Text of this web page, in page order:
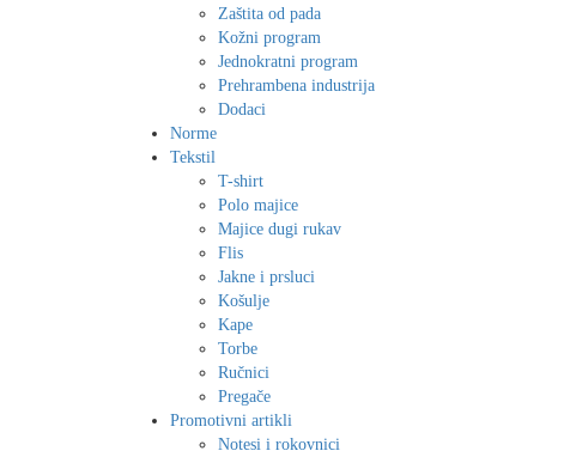
Zaštita od pada
Kožni program
Jednokratni program
Prehrambena industrija
Dodaci
Norme
Tekstil
T-shirt
Polo majice
Majice dugi rukav
Flis
Jakne i prsluci
Košulje
Kape
Torbe
Ručnici
Pregače
Promotivni artikli
Notesi i rokovnici